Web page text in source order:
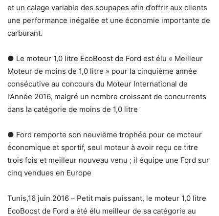
et un calage variable des soupapes afin d’offrir aux clients
une performance inégalée et une économie importante de
carburant.
● Le moteur 1,0 litre EcoBoost de Ford est élu « Meilleur
Moteur de moins de 1,0 litre » pour la cinquième année
consécutive au concours du Moteur International de
l’Année 2016, malgré un nombre croissant de concurrents
dans la catégorie de moins de 1,0 litre
● Ford remporte son neuvième trophée pour ce moteur
économique et sportif, seul moteur à avoir reçu ce titre
trois fois et meilleur nouveau venu ; il équipe une Ford sur
cinq vendues en Europe
Tunis,16 juin 2016 – Petit mais puissant, le moteur 1,0 litre
EcoBoost de Ford a été élu meilleur de sa catégorie au